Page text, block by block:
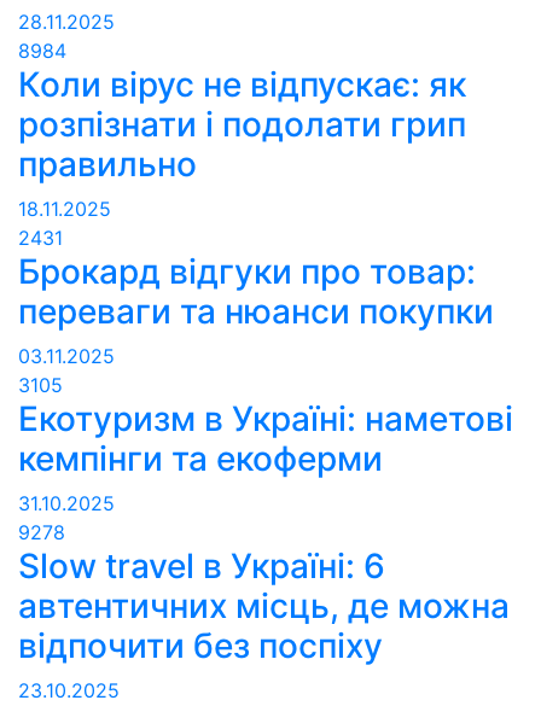
28.11.2025
8984
Коли вірус не відпускає: як
розпізнати і подолати грип
правильно
18.11.2025
2431
Брокард відгуки про товар:
переваги та нюанси покупки
03.11.2025
3105
Екотуризм в Україні: наметові
кемпінги та екоферми
31.10.2025
9278
Slow travel в Україні: 6
автентичних місць, де можна
відпочити без поспіху
23.10.2025